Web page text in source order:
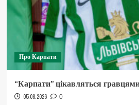
Про Карпати
“Карпати” цікавляться
05.08.2026 0